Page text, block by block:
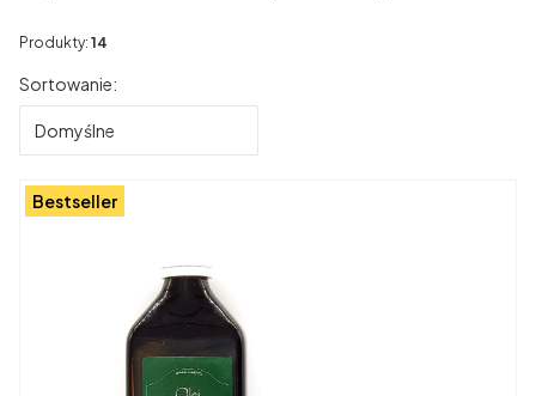
Produkty: 14
Lista produktów
Sortowanie:
Domyślne
Bestseller